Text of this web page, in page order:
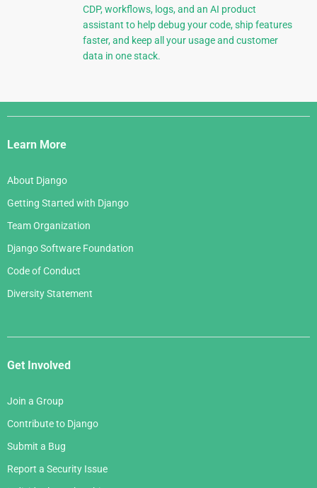
CDP, workflows, logs, and an AI product
assistant to help debug your code, ship features
faster, and keep all your usage and customer
data in one stack.
Django
Links
Learn More
About Django
Getting Started with Django
Team Organization
Django Software Foundation
Code of Conduct
Diversity Statement
Get Involved
Join a Group
Contribute to Django
Submit a Bug
Report a Security Issue